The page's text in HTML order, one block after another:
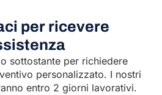
per ricevere
sottostante per richiedere
personalizzato. I nostri
entro 2 giorni lavorativi.